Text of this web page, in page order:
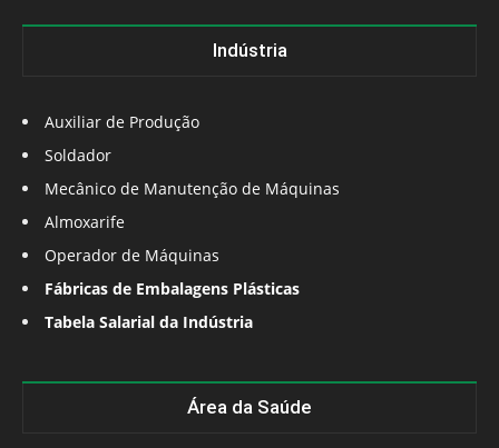
Indústria
Auxiliar de Produção
Soldador
Mecânico de Manutenção de Máquinas
Almoxarife
Operador de Máquinas
Fábricas de Embalagens Plásticas
Tabela Salarial da Indústria
Área da Saúde